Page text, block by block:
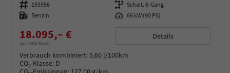
Fahrzeugnummer 193956 Getriebe Schalt. 6-Gang
Kraftstoff Benzin Leistung 66 kW (90 PS)
18.095,– €
incl. 19% MwSt.
Details
Verbrauch kombiniert:5,60 l/100km
CO2-Klasse: D